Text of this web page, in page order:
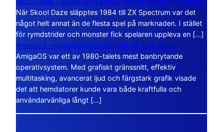
När Skool Daze släpptes 1984 till ZX Spectrum var det
något helt annat än de flesta spel på marknaden. I stället
för rymdstrider och monster fick spelaren uppleva en […]
AmigaOS – operativsystemet som var före sin tid
AmigaOS var ett av 1980-talets mest banbrytande
operativsystem. Med grafiskt gränssnitt, effektiv
multitasking, avancerat ljud och färgstark grafik visade
det att hemdatorer kunde vara både kraftfulla och
användarvänliga långt […]